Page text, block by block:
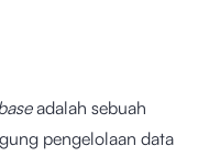
adalah sebuah
pengelolaan data